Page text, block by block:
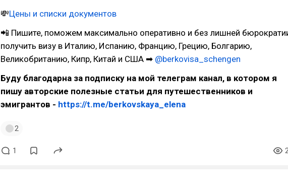
💸Цены и списки документов
📲 Пишите, поможем максимально оперативно и без лишней
получить визу в Италию, Испанию, Францию, Грецию, Болгарию,
Великобританию, Кипр, Китай и США ➡ @berkovisa_schengen
Буду благодарна за подписку на мой телеграм канал, в котором я
пишу авторские полезные статьи для путешественников и
эмигрантов - https://t.me/berkovskaya_elena
2
1